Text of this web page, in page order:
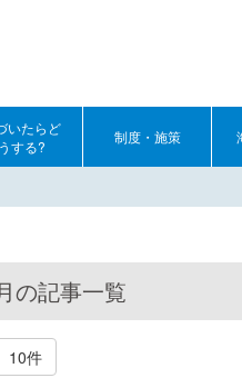
いたらど
うする?
制度・施策
の記事一覧
10件